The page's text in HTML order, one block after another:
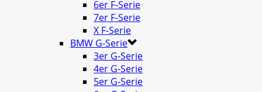
6er F-Serie
7er F-Serie
X F-Serie
BMW G-Serie
3er G-Serie
4er G-Serie
5er G-Serie